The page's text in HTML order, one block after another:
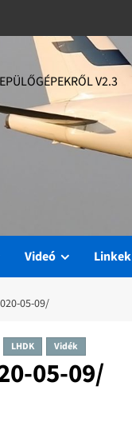
V2.3
Videó Linkek
05-09/
LHDK Vidék
05-09/